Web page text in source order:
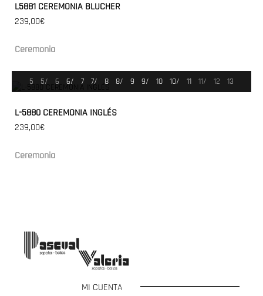
L5881 CEREMONIA BLUCHER
239,00€
Ceremonia
5 5/ 6 6/ 7 7/ 8 8/ 9 9/ 10 10/ 11 11/ 12 13
L-5880 CEREMONIA INGLÉS
239,00€
Ceremonia
MI CUENTA